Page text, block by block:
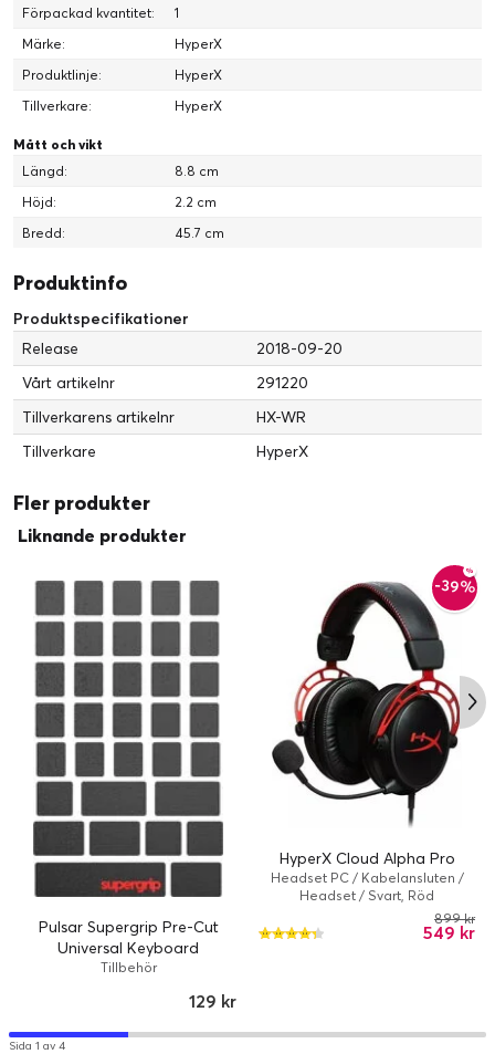
Förpackad kvantitet:
1
Märke:
HyperX
Produktlinje:
HyperX
Tillverkare:
HyperX
Mått och vikt
Längd:
8.8 cm
Höjd:
2.2 cm
Bredd:
45.7 cm
Produktinfo
Produktspecifikationer
Release
2018-09-20
Vårt artikelnr
291220
Tillverkarens artikelnr
HX-WR
Tillverkare
HyperX
Fler produkter
Liknande produkter
Pulsar Supergrip Pre-Cut
Universal Keyboard
Tillbehör
129 kr
-39%
HyperX Cloud Alpha Pro
Headset PC / Kabelansluten /
Headset / Svart, Röd
549 kr
899 kr
Sida 1 av 4